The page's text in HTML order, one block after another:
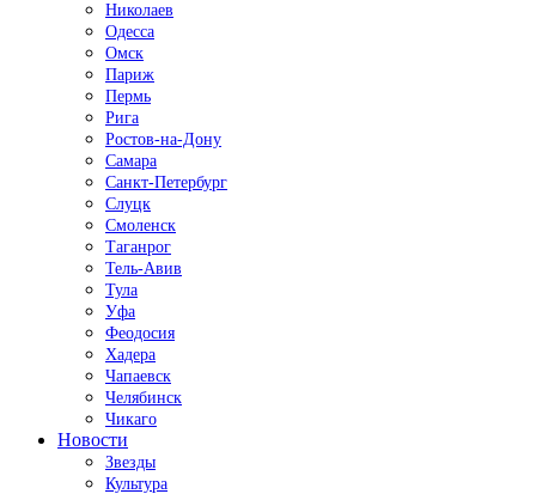
Николаев
Одесса
Омск
Париж
Пермь
Рига
Ростов-на-Дону
Самара
Санкт-Петербург
Слуцк
Смоленск
Таганрог
Тель-Авив
Тула
Уфа
Феодосия
Хадера
Чапаевск
Челябинск
Чикаго
Новости
Звезды
Культура